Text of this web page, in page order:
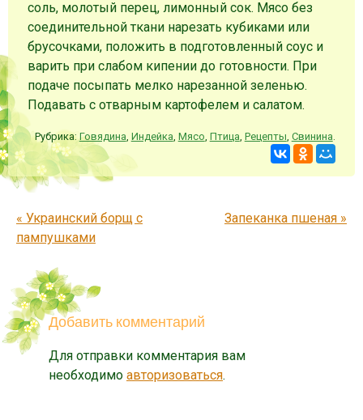
соль, молотый перец, лимонный сок. Мясо без
соединительной ткани нарезать кубиками или
брусочками, положить в подготовленный соус и
варить при слабом кипении до готовности. При
подаче посыпать мелко нарезанной зеленью.
Подавать с отварным картофелем и салатом.
Рубрика: Говядина Индейка Мясо Птица Рецепты Свинина
Запись навигация
« Украинский борщ с
пампушками
Запеканка пшеная »
Добавить комментарий
Для отправки комментария вам
необходимо авторизоваться.